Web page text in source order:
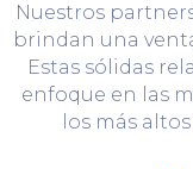
Nuestros
brindan una
Estas sólidas
enfoque en las
los más